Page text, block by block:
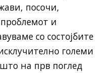
посочи,
и
со состојбите
големи
на прв поглед